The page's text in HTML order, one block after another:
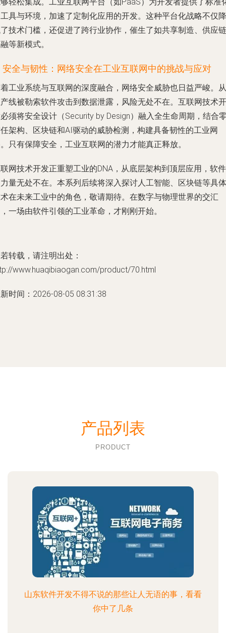
具与环境，加速了定制化应用的开发。这种平台化战略不仅降
技术门槛，还促进了跨行业协作，催生了如共享制造、供应链
等新模式。
安全与韧性：网络安全在工业互联网中的挑战与应对
工业系统与互联网的深度融合，网络安全威胁也日益严峻。从
线被勒索软件攻击到数据泄露，风险无处不在。互联网技术开
须将安全设计（Security by Design）融入全生命周期，结合
架构、区块链和AI驱动的威胁检测，构建具备韧性的工业网
只有保障安全，工业互联网的潜力才能真正释放。
网技术开发正重塑工业的DNA，从底层架构到顶层应用，软件
量无处不在。本系列后续将深入探讨人工智能、区块链等具体
在未来工业中的角色，敬请期待。在数字与物理世界的交汇
一场由软件引领的工业革命，才刚刚开始。
转载，请注明出处：
www.huaqibiaogan.com/product/70.html
时间：2026-08-05 08:31:38
产品列表
PRODUCT
山东软件开发不得不说的那些让人无语的事，看看
你中了几条